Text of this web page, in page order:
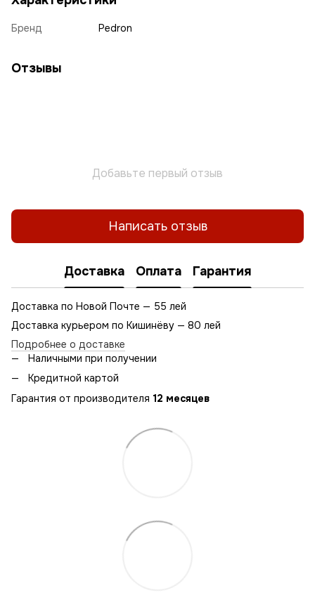
Бренд Pedron
Отзывы
Добавьте первый отзыв
Написать отзыв
Доставка Оплата Гарантия
Доставка по Новой Почте — 55 лей
Доставка курьером по Кишинёву — 80 лей
Подробнее о доставке
Наличными при получении
Кредитной картой
Гарантия от производителя 12 месяцев